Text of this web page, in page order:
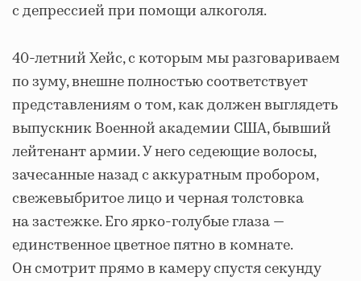
с депрессией при помощи алкоголя.
40-летний Хейс, с которым мы разговариваем
по зуму, внешне полностью соответствует
представлениям о том, как должен выглядеть
выпускник Военной академии США, бывший
лейтенант армии. У него седеющие волосы,
зачесанные назад с аккуратным пробором,
свежевыбритое лицо и черная толстовка
на застежке. Его ярко-голубые глаза —
единственное цветное пятно в комнате.
Он смотрит прямо в камеру спустя секунду